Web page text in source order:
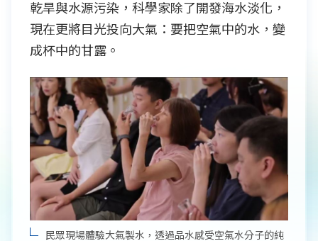
乾旱與水源污染，科學家除了開發海水淡化，
現在更將目光投向大氣：要把空氣中的水，變
成杯中的甘露。
民眾現場體驗大氣製水，透過品水感受空氣水分子的純